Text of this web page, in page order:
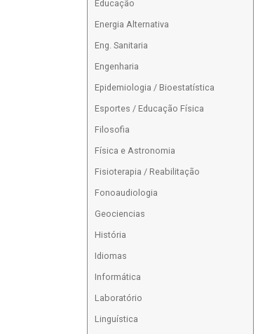
Educação
Energia Alternativa
Eng. Sanitaria
Engenharia
Epidemiologia / Bioestatística
Esportes / Educação Física
Filosofia
Física e Astronomia
Fisioterapia / Reabilitação
Fonoaudiologia
Geociencias
História
Idiomas
Informática
Laboratório
Linguística